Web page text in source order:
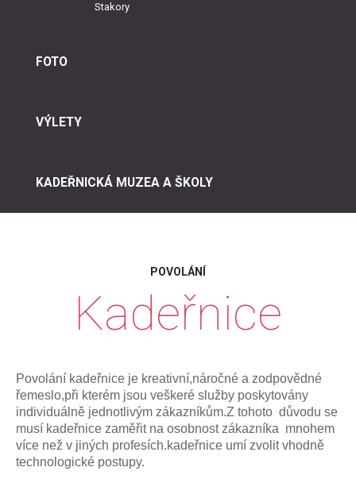
Stakory
FOTO
VÝLETY
KADEŘNICKÁ MUZEA A ŠKOLY
POVOLÁNÍ
Kadeřnice
Povolání kadeřnice je kreativní,náročné a zodpovědné
řemeslo,při kterém jsou veškeré služby poskytovány
individuálně jednotlivým zákazníkům.Z tohoto důvodu se
musí kadeřnice zaměřit na osobnost zákazníka mnohem
více než v jiných profesích.kadeřnice umí zvolit vhodně
technologické postupy.